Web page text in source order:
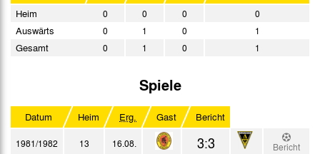
Heim
0 0 0 0
Auswärts 0 1 0 1
Gesamt 0 1 0 1
Spiele
Datum Heim Erg. Gast Bericht
1981/1982 13 16.08. 3:3 Bericht